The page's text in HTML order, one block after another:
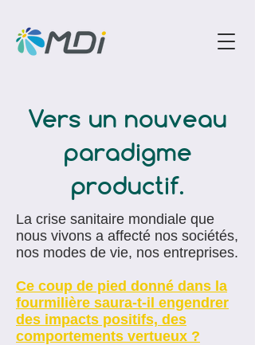
Vers un nouveau
paradigme
productif.
La crise sanitaire mondiale que
nous vivons a affecté nos sociétés,
nos modes de vie, nos entreprises.
Ce coup de pied donné dans la
fourmilière saura-t-il engendrer
des impacts positifs, des
comportements vertueux ?